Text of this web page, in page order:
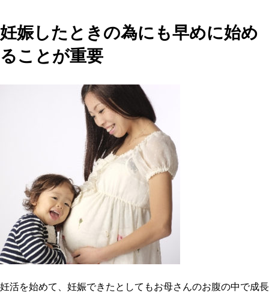
妊娠したときの為にも早めに始め
ることが重要
妊活を始めて、妊娠できたとしてもお母さんのお腹の中で成長